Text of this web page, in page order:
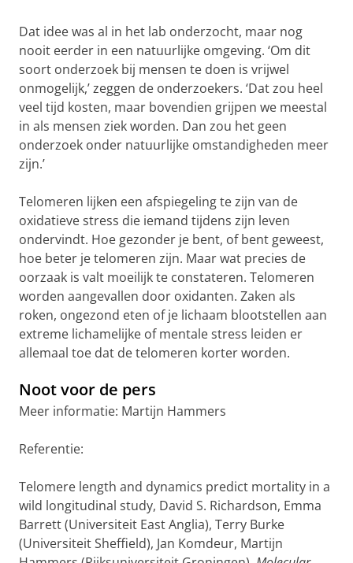
Dat idee was al in het lab onderzocht, maar nog
nooit eerder in een natuurlijke omgeving. ‘Om dit
soort onderzoek bij mensen te doen is vrijwel
onmogelijk,’ zeggen de onderzoekers. ‘Dat zou heel
veel tijd kosten, maar bovendien grijpen we meestal
in als mensen ziek worden. Dan zou het geen
onderzoek onder natuurlijke omstandigheden meer
zijn.’
Telomeren lijken een afspiegeling te zijn van de
oxidatieve stress die iemand tijdens zijn leven
ondervindt. Hoe gezonder je bent, of bent geweest,
hoe beter je telomeren zijn. Maar wat precies de
oorzaak is valt moeilijk te constateren. Telomeren
worden aangevallen door oxidanten. Zaken als
roken, ongezond eten of je lichaam blootstellen aan
extreme lichamelijke of mentale stress leiden er
allemaal toe dat de telomeren korter worden.
Noot voor de pers
Meer informatie: Martijn Hammers
Referentie:
Telomere length and dynamics predict mortality in a
wild longitudinal study, David S. Richardson, Emma
Barrett (Universiteit East Anglia), Terry Burke
(Universiteit Sheffield), Jan Komdeur, Martijn